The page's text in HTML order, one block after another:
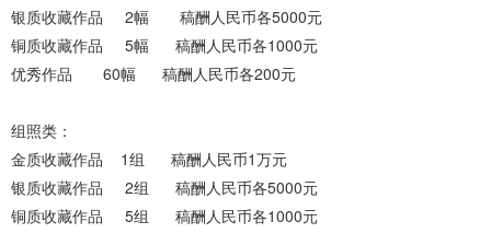
银质收藏作品 2幅 稿酬人民币各5000元
铜质收藏作品 5幅 稿酬人民币各1000元
优秀作品 60幅 稿酬人民币各200元
组照类：
金质收藏作品 1组 稿酬人民币1万元
银质收藏作品 2组 稿酬人民币各5000元
铜质收藏作品 5组 稿酬人民币各1000元